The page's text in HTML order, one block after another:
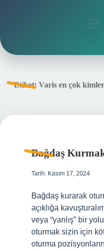
Etiket: Varis en çok
Bağdaş
Tarih: Kasım 17, 2024
Bağdaş kurarak
açıklığa
veya “yanlış” bir
oturmak sizin için
oturma